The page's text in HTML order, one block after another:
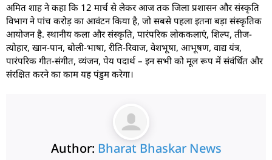
अमित शाह ने कहा कि 12 मार्च से लेकर आज तक जिला प्रशासन और संस्कृति
विभाग ने पांच करोड़ का आवंटन किया है, जो सबसे पहला इतना बड़ा संस्कृतिक
आयोजन है. स्थानीय कला और संस्कृति, पारंपरिक लोककलाएं, शिल्प, तीज-
त्योहार, खान-पान, बोली-भाषा, रीति-रिवाज, वेशभूषा, आभूषण, वाद्य यंत्र,
पारंपरिक गीत-संगीत, व्यंजन, पेय पदार्थ – इन सभी को मूल रूप में संवंर्धित और
संरक्षित करने का काम यह पंडुम करेगा।
Author: Bharat Bhaskar News